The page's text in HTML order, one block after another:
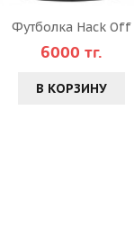
Футболка Hack Off
6000 тг.
В КОРЗИНУ